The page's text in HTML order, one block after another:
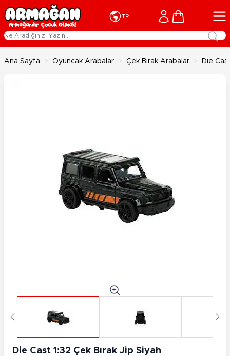
İçeriğe geç
TR Cart
Ana Sayfa > Oyuncak Arabalar > Çek Bırak Arabalar > Die
Die Cast 1:32 Çek Bırak Jip Siyah